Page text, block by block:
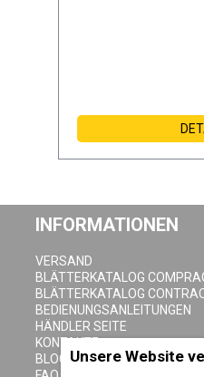
INFORMATIONEN
VERSAND
BLÄTTERKATALOG
BLÄTTERKATALOG
BEDIENUNGSANLEITUNGEN
HÄNDLER SEITE
KONTAKTE
BLOG
Unsere Website